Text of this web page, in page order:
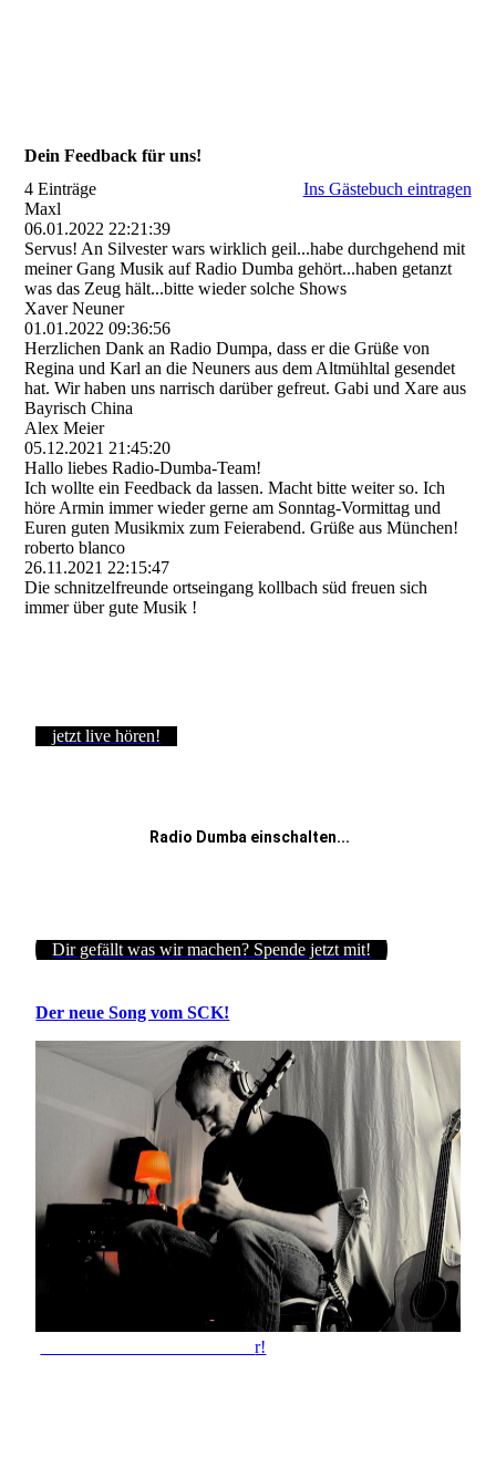
Dein Feedback für uns!
4 Einträge
Ins Gästebuch eintragen
Maxl
06.01.2022 22:21:39
Servus! An Silvester wars wirklich geil...habe durchgehend mit
meiner Gang Musik auf Radio Dumba gehört...haben getanzt
was das Zeug hält...bitte wieder solche Shows
Xaver Neuner
01.01.2022 09:36:56
Herzlichen Dank an Radio Dumpa, dass er die Grüße von
Regina und Karl an die Neuners aus dem Altmühltal gesendet
hat. Wir haben uns narrisch darüber gefreut. Gabi und Xare aus
Bayrisch China
Alex Meier
05.12.2021 21:45:20
Hallo liebes Radio-Dumba-Team!
Ich wollte ein Feedback da lassen. Macht bitte weiter so. Ich
höre Armin immer wieder gerne am Sonntag-Vormittag und
Euren guten Musikmix zum Feierabend. Grüße aus München!
roberto blanco
26.11.2021 22:15:47
Die schnitzelfreunde ortseingang kollbach süd freuen sich
immer über gute Musik !
jetzt live hören!
Radio Dumba einschalten...
Dir gefällt was wir machen? Spende jetzt mit!
Der neue Song vom SCK!
Kohl & the Kohl -> mehr hier!